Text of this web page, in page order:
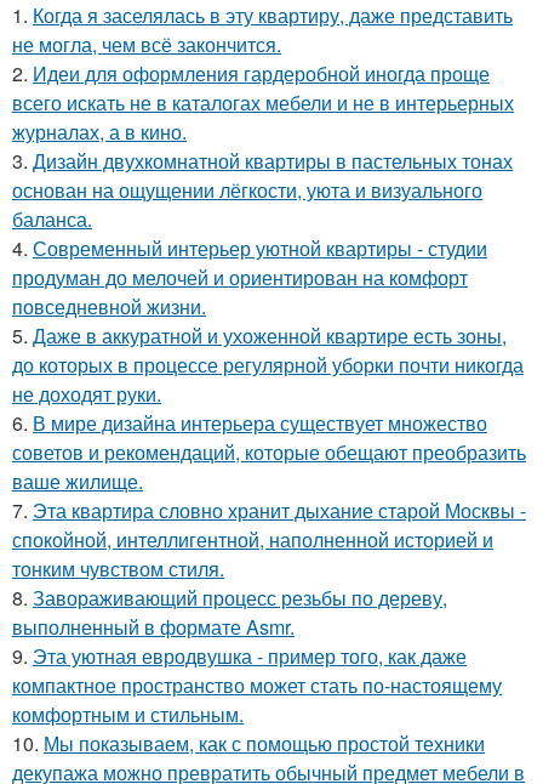
1. Когда я заселялась в эту квартиру, даже представить
не могла, чем всё закончится.
2. Идеи для оформления гардеробной иногда проще
всего искать не в каталогах мебели и не в интерьерных
журналах, а в кино.
3. Дизайн двухкомнатной квартиры в пастельных тонах
основан на ощущении лёгкости, уюта и визуального
баланса.
4. Современный интерьер уютной квартиры - студии
продуман до мелочей и ориентирован на комфорт
повседневной жизни.
5. Даже в аккуратной и ухоженной квартире есть зоны,
до которых в процессе регулярной уборки почти никогда
не доходят руки.
6. В мире дизайна интерьера существует множество
советов и рекомендаций, которые обещают преобразить
ваше жилище.
7. Эта квартира словно хранит дыхание старой Москвы -
спокойной, интеллигентной, наполненной историей и
тонким чувством стиля.
8. Завораживающий процесс резьбы по дереву,
выполненный в формате Asmr.
9. Эта уютная евродвушка - пример того, как даже
компактное пространство может стать по-настоящему
комфортным и стильным.
10. Мы показываем, как с помощью простой техники
декупажа можно превратить обычный предмет мебели в